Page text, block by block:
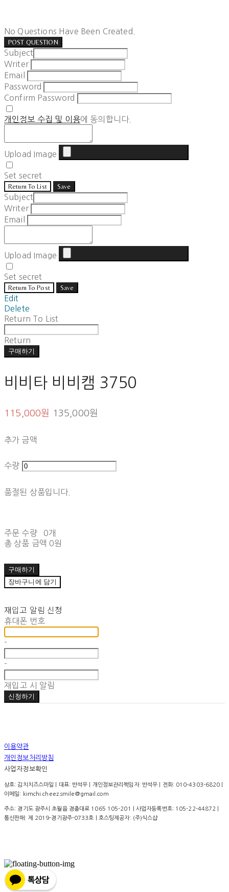
No Questions Have Been Created.
POST QUESTION
Subject
Writer
Email
Password
Confirm Password
개인정보 수집 및 이용에 동의합니다.
Upload Image
Set secret
Return To List Save
Subject
Writer
Email
Upload Image
Set secret
Return To Post Save
Edit
Delete
Return To List
Return
구매하기
비비타 비비캠 3750
115,000원 135,000원
추가 금액
수량
품절된 상품입니다.
주문 수량
0개
총 상품 금액 0원
구매하기
장바구니에 담기
재입고 알림 신청
휴대폰 번호
-
-
재입고 시 알림
신청하기
이용약관
개인정보처리방침
사업자정보확인
상호: 김치치즈스마일 | 대표: 반석우 | 개인정보관리책임자: 반석우 | 전화: 010-4303-6820 |
이메일: kimchi.cheez.smile@gmail.com
주소: 경기도 광주시 초월읍 경충대로 1065 105-201 | 사업자등록번호: 105-22-44872
통신판매: 제 2019-경기광주-0733호 | 호스팅제공자: (주)식스샵